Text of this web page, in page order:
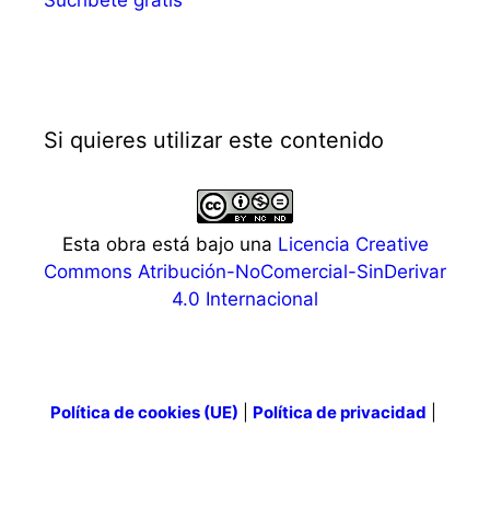
Si quieres utilizar este contenido
Esta obra está bajo una Licencia Creative
Commons Atribución-NoComercial-SinDerivar
4.0 Internacional
Política de cookies (UE) Política de privacidad